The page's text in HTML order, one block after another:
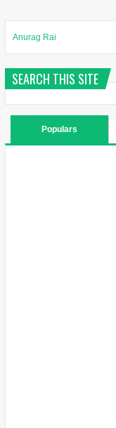
Anurag Rai
SEARCH THIS SITE
Populars